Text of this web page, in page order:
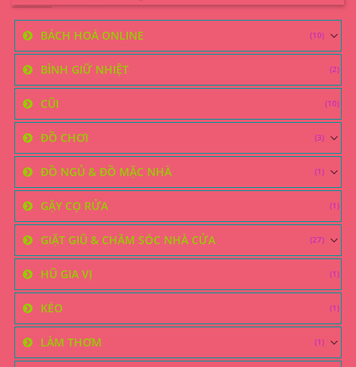
BÁCH HOÁ ONLINE (10)
BÌNH GIỮ NHIỆT (2)
CŨI (10)
ĐỒ CHƠI (3)
ĐỒ NGỦ & ĐỒ MẶC NHÀ (1)
GẬY CỌ RỬA (1)
GIẶT GIŨ & CHĂM SÓC NHÀ CỬA (27)
HŨ GIA VỊ (1)
KÉO (1)
LÀM THƠM (1)